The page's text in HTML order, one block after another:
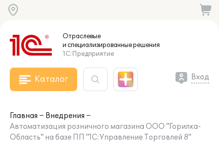
Отраслевые
и специализированныерешения
1С:Предприятие
Каталог Вход
Главная
Внедрения
Автоматизация розничного магазина ООО "Горилка-
Область" на базе ПП "1С:Управление Торговлей 8"